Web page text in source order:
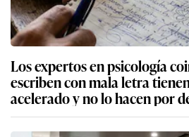
Los expertos en psicología
escriben con mala letra
acelerado y no lo hacen por